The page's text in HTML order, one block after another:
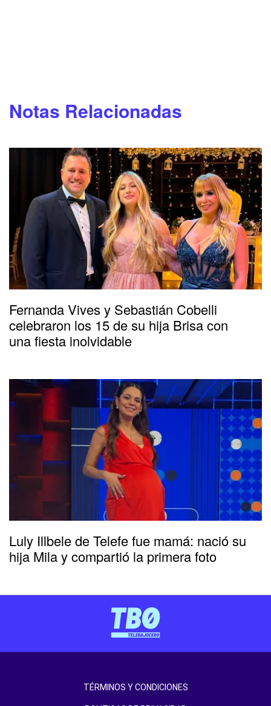
Notas Relacionadas
Fernanda Vives y Sebastián Cobelli
celebraron los 15 de su hija Brisa con
una fiesta inolvidable
Luly Illbele de Telefe fue mamá: nació su
hija Mila y compartió la primera foto
TÉRMINOS Y CONDICIONES